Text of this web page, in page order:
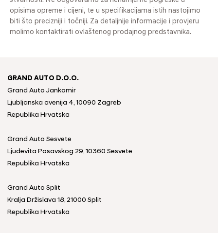
opisima opreme i cijeni, te u specifikacijama istih nastojimo
biti što precizniji i točniji. Za detaljnije informacije i provjeru
molimo kontaktirati ovlaštenog prodajnog predstavnika.
GRAND AUTO D.O.O.
Grand Auto Jankomir
Ljubljanska avenija 4, 10090 Zagreb
Republika Hrvatska
Grand Auto Sesvete
Ljudevita Posavskog 29, 10360 Sesvete
Republika Hrvatska
Grand Auto Split
Kralja Držislava 18, 21000 Split
Republika Hrvatska